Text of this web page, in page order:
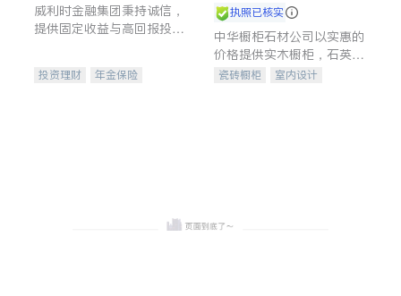
威利时金融集团秉持诚信，
提供固定收益与高回报投资
合，助力客户实现目标
投资理财
年金保险
执照已核实
中华橱柜石材公司以实惠的
价格提供实木橱柜，石英石
台面，多种优质不锈钢水
瓷砖橱柜
室内设计